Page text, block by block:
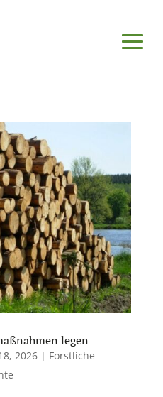
legen
2026| Forstliche